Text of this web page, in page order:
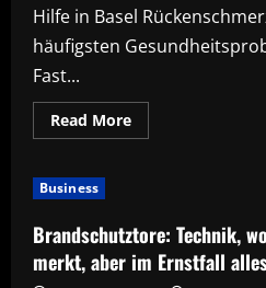
Hilfe in Basel
häufigsten
Fast...
Read MoreRead
more
Ihre
Lösung
bei
PhysioBasel
Business
Brandschutztore: Technik,
merkt, aber im Ernstfall